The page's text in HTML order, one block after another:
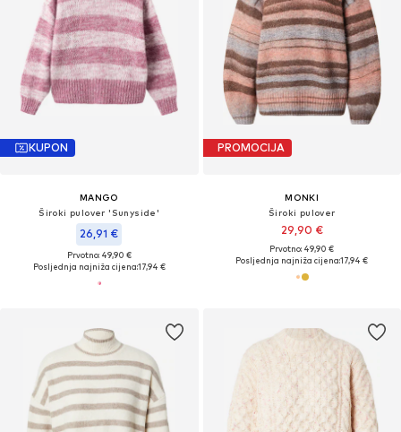
KUPON
MANGO
Široki pulover 'Sunyside'
26,91 €
Prvotno: 49,90 €
Posljednja najniža cijena:17,94 €
PROMOCIJA
MONKI
Široki pulover
29,90 €
Prvotno: 49,90 €
Posljednja najniža cijena:17,94 €